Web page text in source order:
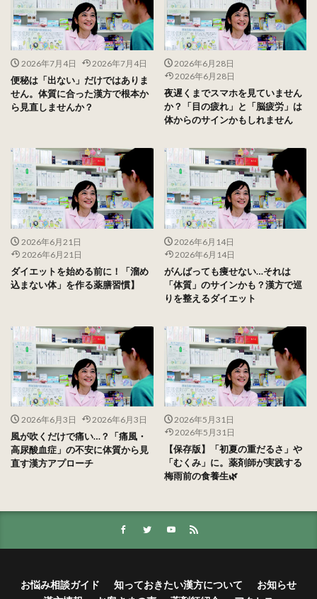
2026年7月4日 2026年7月4日
便秘は「出ない」だけではありま
せん。体質に合った漢方で根本か
ら見直しませんか？
2026年6月28日
2026年6月28日
夜遅くまでスマホを見ていません
か？「目の疲れ」と「脳疲労」は
体からのサインかもしれません
2026年6月21日
2026年6月21日
ダイエットを始める前に！「溜め
込まない体」を作る薬膳習慣】
2026年6月14日
2026年6月14日
がんばっても痩せない…それは
「体質」のサインかも？漢方で巡
りを整えるダイエット
2026年6月3日 2026年6月3日
風が吹くだけで痛い…？「痛風・
高尿酸血症」の不安に体質から見
直す漢方アプローチ
2026年5月31日
2026年5月31日
【保存版】「初夏の重だるさ」や
「むくみ」に。薬剤師が実践する
梅雨前の食養生🌿
お悩み相談ガイド 知っておきたい漢方について
お知らせ